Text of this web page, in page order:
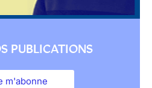
PUBLICATIONS
m'abonne